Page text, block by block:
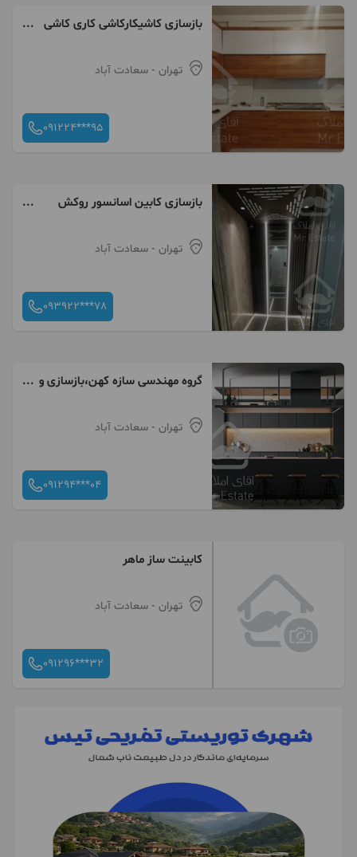
بازسازی کاشیکارکاشی کاری کاشی
تهران - سعادت آباد
091224***95
بازسازی کابین اسانسور روکش
تهران - سعادت آباد
093922***78
گروه مهندسی سازه کهن،بازسازی و
تهران - سعادت آباد
091294***04
کابینت ساز ماهر
تهران - سعادت آباد
091296***32